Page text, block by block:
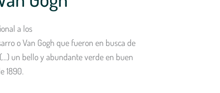
a los
o Van Gogh que fueron en busca de
un bello y abundante verde en buen
1890.